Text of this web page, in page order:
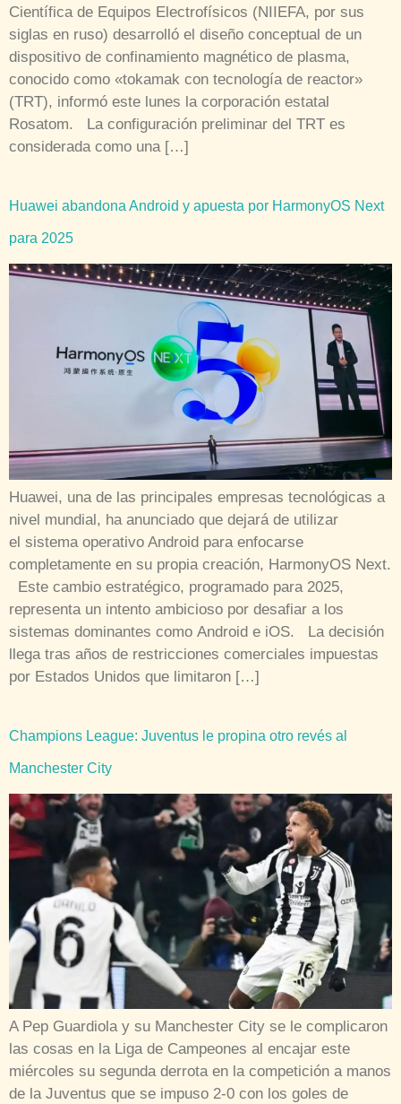
Científica de Equipos Electrofísicos (NIIEFA, por sus
siglas en ruso) desarrolló el diseño conceptual de un
dispositivo de confinamiento magnético de plasma,
conocido como «tokamak con tecnología de reactor»
(TRT), informó este lunes la corporación estatal
Rosatom. La configuración preliminar del TRT es
considerada como una […]
Huawei abandona Android y apuesta por HarmonyOS Next
para 2025
Huawei, una de las principales empresas tecnológicas a
nivel mundial, ha anunciado que dejará de utilizar
el sistema operativo Android para enfocarse
completamente en su propia creación, HarmonyOS Next.
Este cambio estratégico, programado para 2025,
representa un intento ambicioso por desafiar a los
sistemas dominantes como Android e iOS. La decisión
llega tras años de restricciones comerciales impuestas
por Estados Unidos que limitaron […]
Champions League: Juventus le propina otro revés al
Manchester City
A Pep Guardiola y su Manchester City se le complicaron
las cosas en la Liga de Campeones al encajar este
miércoles su segunda derrota en la competición a manos
de la Juventus que se impuso 2-0 con los goles de